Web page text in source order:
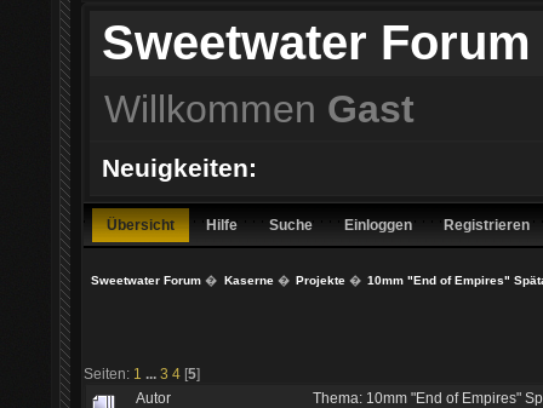
Sweetwater Forum
Willkommen Gast
Neuigkeiten:
Übersicht Hilfe Suche Einloggen Registrieren
Sweetwater Forum � Kaserne� Projekte� 10mm "End of Empires"
Seiten: 1 ... 3 4 [5]
Autor Thema: 10mm "End of Empires"